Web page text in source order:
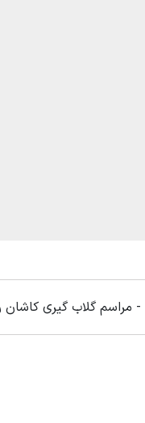
- مراسم گلاب گیری کاشان